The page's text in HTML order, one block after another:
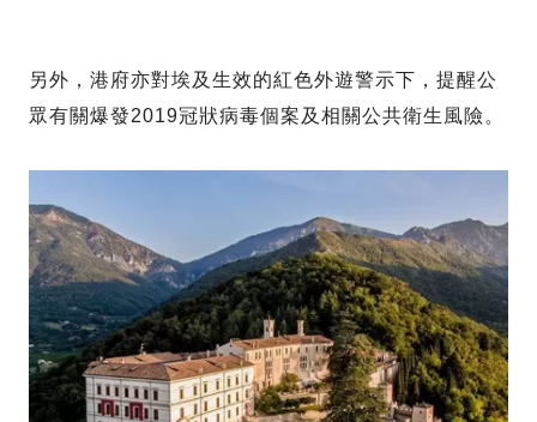
另外，港府亦對埃及生效的紅色外遊警示下，提醒公
眾有關爆發2019冠狀病毒個案及相關公共衛生風險。